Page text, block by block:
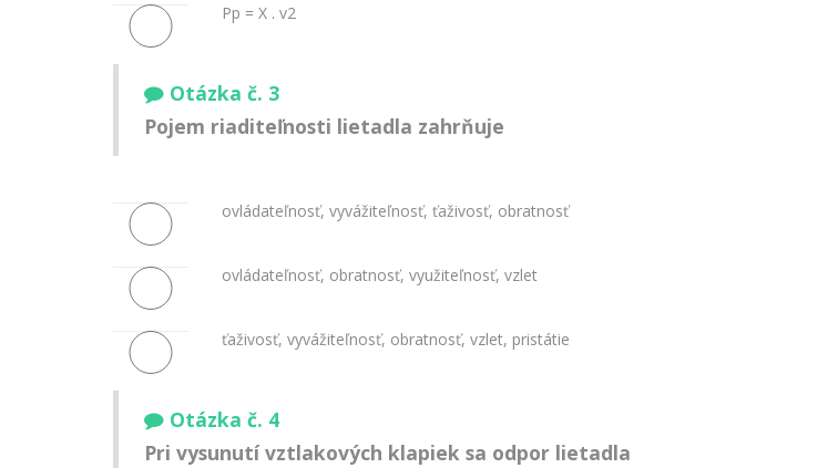
Pp = X . v2
Otázka č. 3
Pojem riaditeľnosti lietadla zahrňuje
ovládateľnosť, vyvážiteľnosť, ťaživosť, obratnosť
ovládateľnosť, obratnosť, využiteľnosť, vzlet
ťaživosť, vyvážiteľnosť, obratnosť, vzlet, pristátie
Otázka č. 4
Pri vysunutí vztlakových klapiek sa odpor lietadla